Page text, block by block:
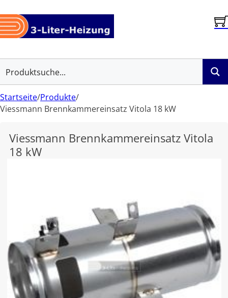
Startseite/Produkte/
Viessmann Brennkammereinsatz Vitola 18 kW
Viessmann Brennkammereinsatz Vitola
18 kW